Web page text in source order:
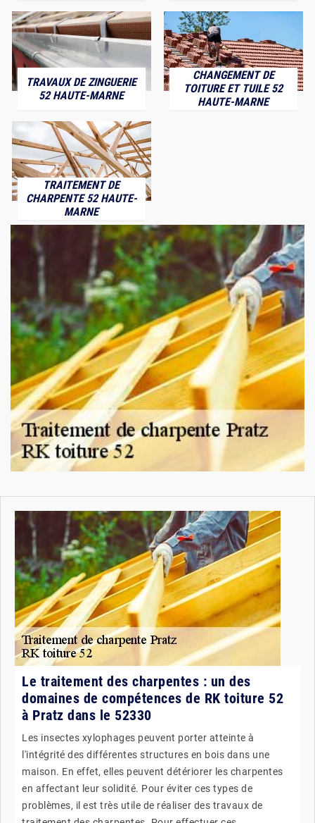
TRAVAUX DE ZINGUERIE
52 HAUTE-MARNE
CHANGEMENT DE
TOITURE ET TUILE 52
HAUTE-MARNE
TRAITEMENT DE
CHARPENTE 52 HAUTE-
MARNE
Le traitement des charpentes : un des
domaines de compétences de RK toiture 52
à Pratz dans le 52330
Les insectes xylophages peuvent porter atteinte à
l'intégrité des différentes structures en bois dans une
maison. En effet, elles peuvent détériorer les charpentes
en affectant leur solidité. Pour éviter ces types de
problèmes, il est très utile de réaliser des travaux de